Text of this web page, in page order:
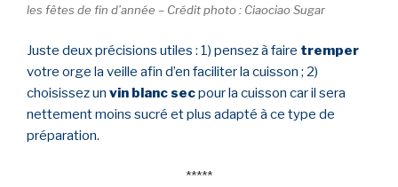
les fêtes de fin d’année – Crédit photo : Ciaociao Sugar
Juste deux précisions utiles : 1) pensez à faire tremper
votre orge la veille afin d’en faciliter la cuisson ; 2)
choisissez un vin blanc secpour la cuisson car il sera
nettement moins sucré et plus adapté à ce type de
préparation.
*****